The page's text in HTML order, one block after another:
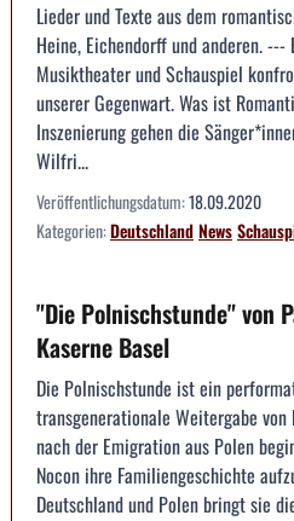
Lieder und Texte aus dem
Heine, Eichendorff und anderen.
Musiktheater und Schauspiel
unserer Gegenwart. Was ist
Inszenierung gehen die
Wilfri...
Veröffentlichungsdatum:18.09.2020
Kategorien:DeutschlandNews
"Die Polnischstunde" von
Kaserne Basel
Die Polnischstunde ist ein
transgenerationale Weitergabe
nach der Emigration aus Polen
Nocon ihre Familiengeschichte
Deutschland und Polen bringt sie